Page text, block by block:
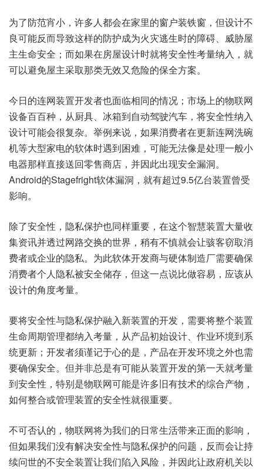
为了防范宵小，许多人都会在家里的窗户装铁窗，但设计不
良可能反而导致这样的防护成为火灾逃生时的障碍、威胁屋
主生命安全；而如果在房屋设计时就将安全性考量纳入，就
可以避免屋主采取那类无效又危险的保全方案。
今日的连网装置开发者也面临相同的情况；市场上的物联网
设备百百种，从厨具、冰箱到自动驾驶汽车，将安全性纳入
设计可能会很复杂。举例来说，如果消费者在更新连网洗碗
机等大型家电的软体时遇到困难，可能无法像是处理一般小
电器那样直接送回零售商店，并因此出现安全漏洞。
Android的Stagefright软体漏洞，就有超过9.5亿台装置曾受
影响。
除了安全性，隐私保护也同样重要，在这个智慧装置大量收
集资讯并透过网路交换的世界，稍有不慎就会让骇客窃取消
费者或企业的隐私。为此软体开发商与硬体制造厂需要确保
消费者个人隐私被安全储存，但这一点说比做容易，应该从
设计的角度考量。
要将安全性与隐私保护融入新装置的开发，需要将整个装置
生命周期管理都纳入考量，从产品初始设计、作业环境到系
统更新；开发者须谨记于心的是，产品在开发环境之外也需
要确保安全。但并非总是有可能从装置开发的第一天就考量
到安全性，特别是物联网可能是许多旧有技术的综合产物，
如何整合或管理装置的安全性就很重要。
不可否认的，物联网将为我们的日常生活带来正面的影响，
但如果我们没有解决安全性与隐私保护的问题，反而会让持
续问世的不安全装置让我们陷入风险，并因此让政府机关以